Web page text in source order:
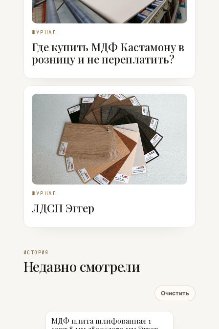
ЖУРНАЛ
Где купить МДФ Кастамону в
розницу и не переплатить?
ЖУРНАЛ
ЛДСП Эггер
ИСТОРИЯ
Недавно смотрели
Очистить
МДФ плита шлифованная 1